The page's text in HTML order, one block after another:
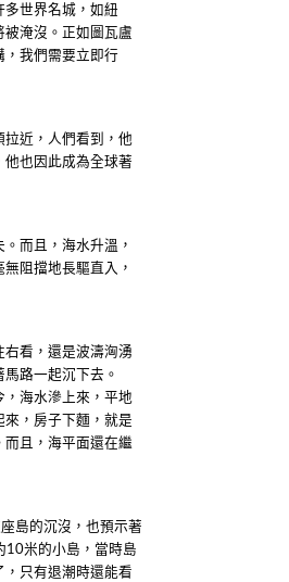
多世界名城，如紐
淹沒。正如圖瓦盧
，我們需要立即行
近，人們看到，他
也因此成為全球著
而且，海水升溫，
阻擋地長驅直入，
看，還是波濤洶湧
路一起沉下去。
，海水滲上來，平地
，房子下麵，就是
且，海平面還在繼
島的沉沒，也預示著
10米的小島，當時島
，只有退潮時還能看